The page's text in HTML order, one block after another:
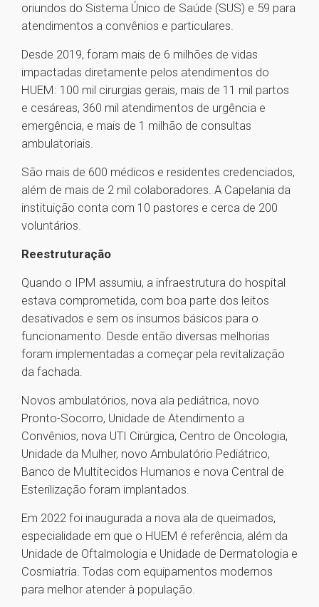
oriundos do Sistema Único de Saúde (SUS) e 59 para
atendimentos a convênios e particulares.
Desde 2019, foram mais de 6 milhões de vidas
impactadas diretamente pelos atendimentos do
HUEM: 100 mil cirurgias gerais, mais de 11 mil partos
e cesáreas, 360 mil atendimentos de urgência e
emergência, e mais de 1 milhão de consultas
ambulatoriais.
São mais de 600 médicos e residentes credenciados,
além de mais de 2 mil colaboradores. A Capelania da
instituição conta com 10 pastores e cerca de 200
voluntários.
Reestruturação
Quando o IPM assumiu, a infraestrutura do hospital
estava comprometida, com boa parte dos leitos
desativados e sem os insumos básicos para o
funcionamento. Desde então diversas melhorias
foram implementadas a começar pela revitalização
da fachada.
Novos ambulatórios, nova ala pediátrica, novo
Pronto-Socorro, Unidade de Atendimento a
Convênios, nova UTI Cirúrgica, Centro de Oncologia,
Unidade da Mulher, novo Ambulatório Pediátrico,
Banco de Multitecidos Humanos e nova Central de
Esterilização foram implantados.
Em 2022 foi inaugurada a nova ala de queimados,
especialidade em que o HUEM é referência, além da
Unidade de Oftalmologia e Unidade de Dermatologia e
Cosmiatria. Todas com equipamentos modernos
para melhor atender à população.